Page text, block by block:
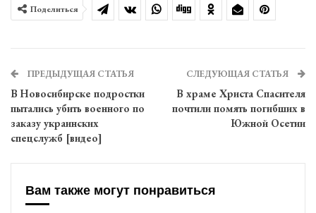
Поделиться
ПРЕДЫДУЩАЯ СТАТЬЯ
В Новосибирске подростки
пытались убить военного по
заказу украинских
спецслужб [видео]
СЛЕДУЮЩАЯ СТАТЬЯ
В храме Христа Спасителя
почтили помять погибших в
Южной Осетии
Вам также могут понравиться